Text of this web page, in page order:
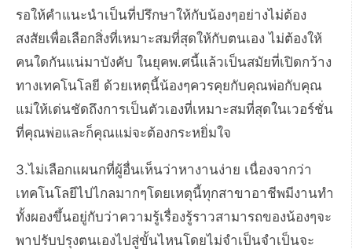
รอให้คำแนะนำเป็นที่ปรึกษาให้กับน้องๆอย่างไม่ต้อง
สงสัยเพื่อเลือกสิ่งที่เหมาะสมที่สุดให้กับตนเอง ไม่ต้องให้
คนใดกันแน่มาบังคับ ในยุคพ.ศนี้แล้วเป็นสมัยที่เปิดกว้าง
ทางเทคโนโลยี ด้วยเหตุนี้น้องๆควรคุยกับคุณพ่อกับคุณ
แม่ให้เด่นชัดถึงการเป็นตัวเองที่เหมาะสมที่สุดในเวอร์ชั่น
ที่คุณพ่อและก็คุณแม่จะต้องกระหยิ่มใจ
3.ไม่เลือกแผนกที่ผู้อื่นเห็นว่าหางานง่าย เนื่องจากว่า
เทคโนโลยีไปไกลมากๆโดยเหตุนี้ทุกสาขาอาชีพมีงานทำ
ทั้งผองขึ้นอยู่กับว่าความรู้เรื่องรู้ราวสามารถของน้องๆจะ
พาปรับปรุงตนเองไปสู่ขั้นไหนโดยไม่จำเป็นจำเป็นจะ